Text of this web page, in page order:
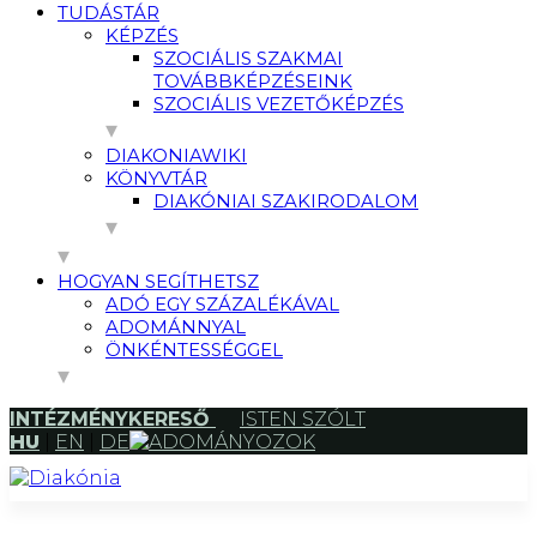
TUDÁSTÁR
KÉPZÉS
SZOCIÁLIS SZAKMAI
TOVÁBBKÉPZÉSEINK
SZOCIÁLIS VEZETŐKÉPZÉS
DIAKONIAWIKI
KÖNYVTÁR
DIAKÓNIAI SZAKIRODALOM
HOGYAN SEGÍTHETSZ
ADÓ EGY SZÁZALÉKÁVAL
ADOMÁNNYAL
ÖNKÉNTESSÉGGEL
INTÉZMÉNYKERESŐ
ISTEN SZÓLT
HU
EN DE ADOMÁNYOZOK